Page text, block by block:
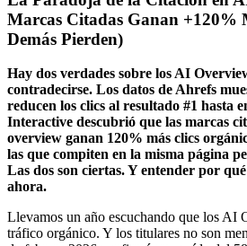
Marcas Citadas Ganan +120%
Demás Pierden)
Hay dos verdades sobre los AI
contradecirse. Los datos de Ahrefs
reducen los clics al resultado #1 hasta
Interactive descubrió que las marcas
overview ganan 120% más clics
las que compiten en la misma página
Las dos son ciertas. Y entender por
ahora.
Llevamos un año escuchando que los AI
tráfico orgánico. Y los titulares no son